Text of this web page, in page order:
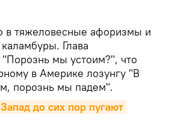
в тяжеловесные афоризмы и
Глава
мы устоим?", что
в Америке лозунгу "В
порознь мы падем".
до сих пор пугают